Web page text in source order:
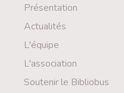
Présentation
Actualités
L'équipe
L'association
Soutenir le Bibliobus